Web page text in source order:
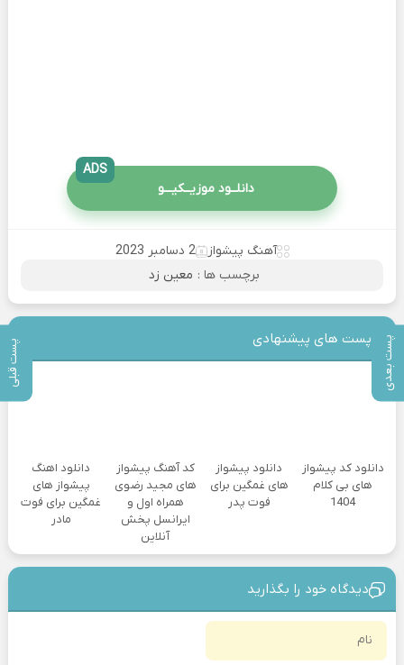
پست بعدی پست قبلی
دانلــود موزیــکیـــو
ADS
آهنگ پیشواز
2 دسامبر 2023
برچسب ها : معین زد
پست های پیشنهادی
دانلود کد پیشواز
های بی کلام
1404
دانلود پیشواز
های غمگین برای
فوت پدر
کد آهنگ پیشواز
های مجید رضوی
همراه اول و
ایرانسل پخش
آنلاین
دانلود اهنگ
پیشواز های
غمگین برای فوت
مادر
دیدگاه خود را بگذارید